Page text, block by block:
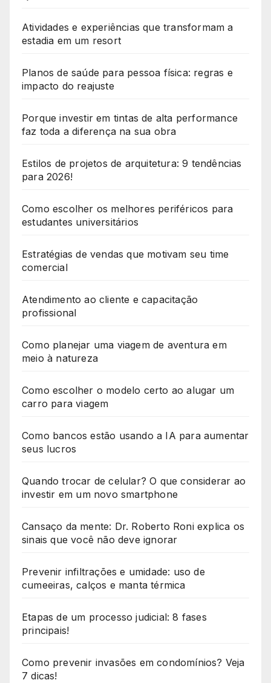
Atividades e experiências que transformam a
estadia em um resort
Planos de saúde para pessoa física: regras e
impacto do reajuste
Porque investir em tintas de alta performance
faz toda a diferença na sua obra
Estilos de projetos de arquitetura: 9 tendências
para 2026!
Como escolher os melhores periféricos para
estudantes universitários
Estratégias de vendas que motivam seu time
comercial
Atendimento ao cliente e capacitação
profissional
Como planejar uma viagem de aventura em
meio à natureza
Como escolher o modelo certo ao alugar um
carro para viagem
Como bancos estão usando a IA para aumentar
seus lucros
Quando trocar de celular? O que considerar ao
investir em um novo smartphone
Cansaço da mente: Dr. Roberto Roni explica os
sinais que você não deve ignorar
Prevenir infiltrações e umidade: uso de
cumeeiras, calços e manta térmica
Etapas de um processo judicial: 8 fases
principais!
Como prevenir invasões em condomínios? Veja
7 dicas!